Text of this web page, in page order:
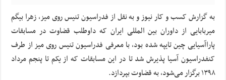
به گزارش کسب و کار نیوز و به نقل از فدراسیون تنیس روی میز، زهرابیگم
میربابایی از داوران بین المللی ایران که داوطلب قضاوت در مسابقات
پاراآسیاییچین تایپه شده بود، با معرفی فدراسیون تنیس روی میز از طرف
کنفدراسیون آسیا پذیرش شد تا در این مسابقات که از یکم تا پنجم مرداد
۱۳۹۸ برگزار می‌شود، به قضاوت بپردازد.